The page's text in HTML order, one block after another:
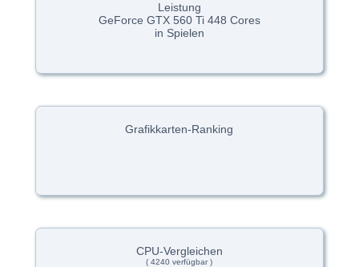
Leistung
GeForce GTX 560 Ti 448 Cores
in Spielen
Grafikkarten-Ranking
CPU-Vergleichen
( 4240 verfügbar )